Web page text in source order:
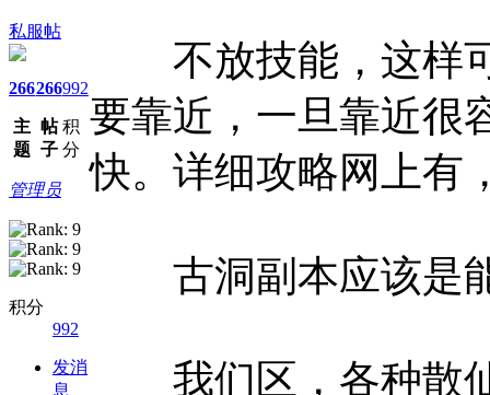
私服帖
266
主
题
266
帖
子
992
积
分
管理员
积分
992
发消
息
不放技能，这样可
要靠近，一旦靠近很
快。详细攻略网上有
古洞副本应该是
我们区，各种散仙